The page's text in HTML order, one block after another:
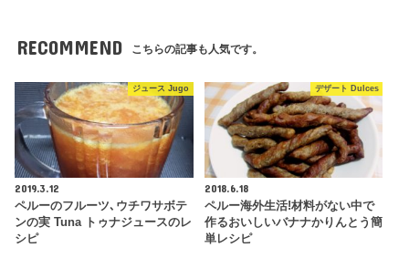
RECOMMEND こちらの記事も人気です。
ジュース Jugo
2019.3.12
ペルーのフルーツ､ウチワサボテ
ンの実 Tuna トゥナジュースのレ
シピ
デザート Dulces
2018.6.18
ペルー海外生活!材料がない中で
作るおいしいバナナかりんとう簡
単レシピ